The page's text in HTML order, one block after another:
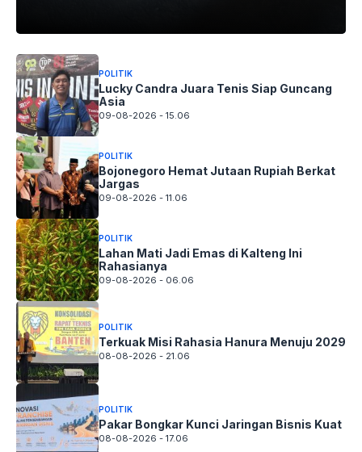
POLITIK
Lucky Candra Juara Tenis Siap Guncang
Asia
09-08-2026 - 15.06
POLITIK
Bojonegoro Hemat Jutaan Rupiah Berkat
Jargas
09-08-2026 - 11.06
POLITIK
Lahan Mati Jadi Emas di Kalteng Ini
Rahasianya
09-08-2026 - 06.06
POLITIK
Terkuak Misi Rahasia Hanura Menuju 2029
08-08-2026 - 21.06
POLITIK
Pakar Bongkar Kunci Jaringan Bisnis Kuat
08-08-2026 - 17.06